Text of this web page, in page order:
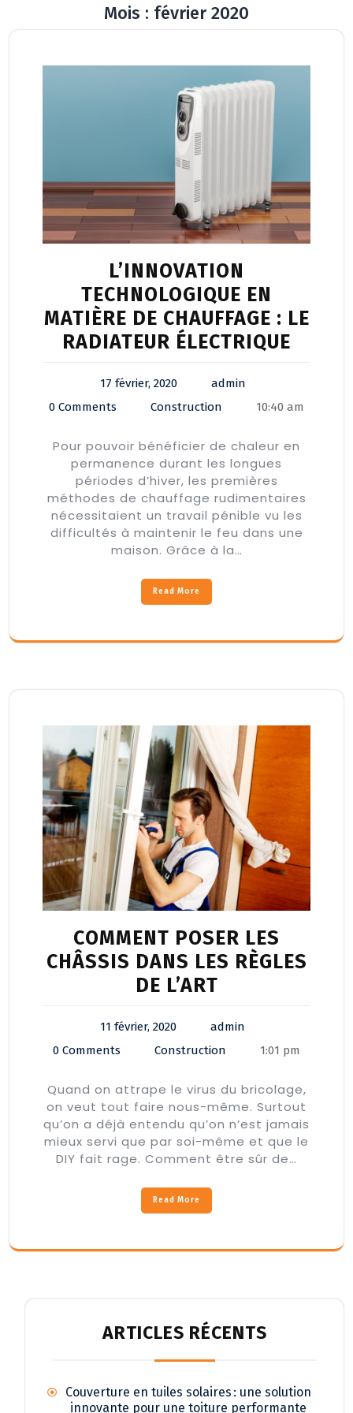
Button
Mois : février 2020
L’INNOVATION
TECHNOLOGIQUE EN
MATIÈRE DE CHAUFFAGE : LE
RADIATEUR ÉLECTRIQUE
17 février, 2020
admin
0 Comments
Construction 10:40 am
Pour pouvoir bénéficier de chaleur en
permanence durant les longues
périodes d’hiver, les premières
méthodes de chauffage rudimentaires
nécessitaient un travail pénible vu les
difficultés à maintenir le feu dans une
maison. Grâce à la…
Read More
COMMENT POSER LES
CHÂSSIS DANS LES RÈGLES
DE L’ART
11 février, 2020
admin
0 Comments
Construction 1:01 pm
Quand on attrape le virus du bricolage,
on veut tout faire nous-même. Surtout
qu’on a déjà entendu qu’on n’est jamais
mieux servi que par soi-même et que le
DIY fait rage. Comment être sûr de…
Read More
ARTICLES RÉCENTS
Couverture en tuiles solaires : une solution
innovante pour une toiture performante